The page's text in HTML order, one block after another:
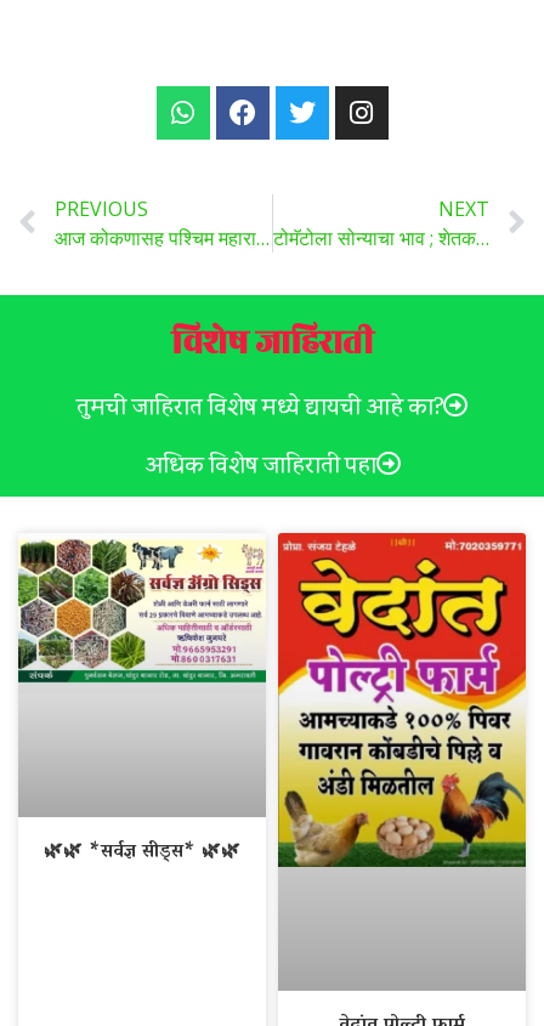
PREVIOUS
आज कोकणासह पश्चिम महाराष्ट्रात पावसाचा ऑरेंज अलर्ट, तर विदर्भासह उत्तर महाराष्ट्रात यलो अलर्ट,
NEXT
टोमॅटोला सोन्याचा भाव ; शेतकऱ्यांमध्ये आनंदाचे वातावरण,टोमॅटोचे दर ३०० रुपये प्रतिकिलोपर्यंत जाणार; व्यापाऱ्यांनी व्यक्त केली शक्यता..
विशेष जाहिराती
तुमची जाहिरात विशेष मध्ये द्यायची आहे का?
अधिक विशेष जाहिराती पहा
🌿🌿 *सर्वज्ञ सीड्स* 🌿🌿